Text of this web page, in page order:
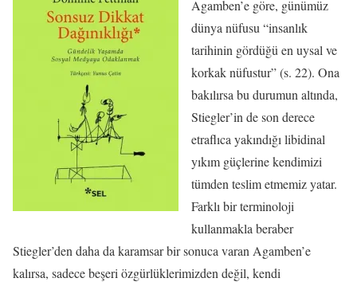
Agamben’e göre, günümüz
dünya nüfusu “insanlık
tarihinin gördüğü en uysal ve
korkak nüfustur” (s. 22). Ona
bakılırsa bu durumun altında,
Stiegler’in de son derece
etraflıca yakındığı libidinal
yıkım güçlerine kendimizi
tümden teslim etmemiz yatar.
Farklı bir terminoloji
kullanmakla beraber
Stiegler’den daha da karamsar bir sonuca varan Agamben’e
kalırsa, sadece beşeri özgürlüklerimizden değil, kendi